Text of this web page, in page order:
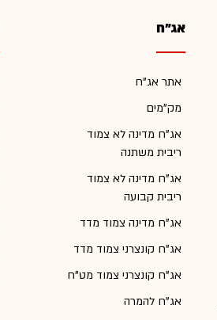
אג"ח
אתר אג"ח
מק"מים
אג"ח מדינה לא צמוד
ריבית משתנה
אג"ח מדינה לא צמוד
ריבית קבועה
אג"ח מדינה צמוד מדד
אג"ח קונצרני צמוד מדד
אג"ח קונצרני צמוד מט"ח
אג"ח להמרה